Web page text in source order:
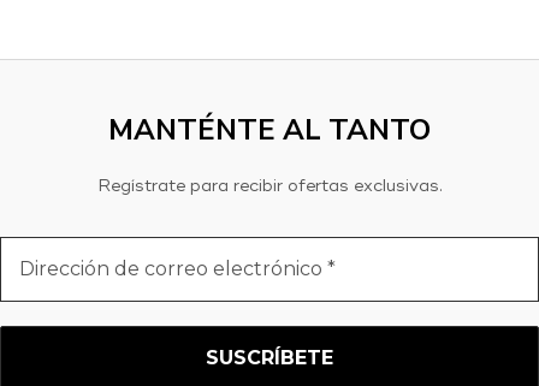
MANTÉNTE AL TANTO
Regístrate para recibir ofertas exclusivas.
de